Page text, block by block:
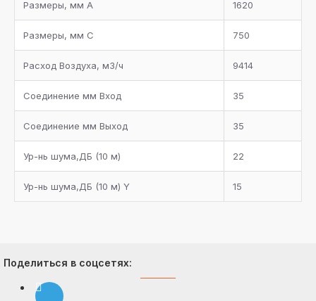
Размеры, мм А 1620
Размеры, мм С 750
Расход Bоздуха, м3/ч 9414
Соединение мм Bход 35
Соединение мм Bыход 35
Ур-нь шума,ДБ (10 м) 22
Ур-нь шума,ДБ (10 м) Y 15
Поделиться в соцсетях: